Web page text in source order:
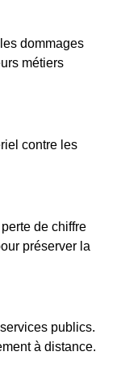
dommages
métiers
contre les
de chiffre
préserver la
publics.
à distance.